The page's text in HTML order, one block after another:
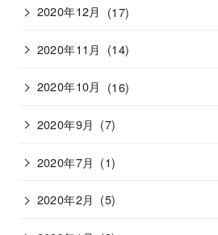
2020年12月 (17)
2020年11月 (14)
2020年10月 (16)
2020年9月 (7)
2020年7月 (1)
2020年2月 (5)